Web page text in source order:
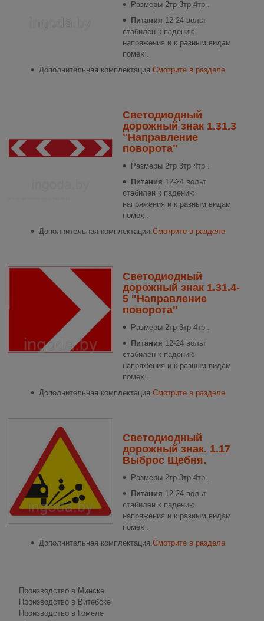
Размеры 2тр 3тр 4тр .
Питания 12-24 вольт
стабилен к падению
напряжения и к разным видам
помех .
Дополнительная комплектация. Смотрите в разделе
Светодиодный
дорожный знак 1.31.3
"Направление
поворота"
Размеры 2тр 3тр 4тр .
Питания 12-24 вольт
стабилен к падению
напряжения и к разным видам
помех .
Дополнительная комплектация. Смотрите в разделе
Светодиодный
дорожный знак 1.31.4-
5 "Направление
поворота"
Размеры 2тр 3тр 4тр .
Питания 12-24 вольт
стабилен к падению
напряжения и к разным видам
помех .
Дополнительная комплектация. Смотрите в разделе
Светодиодный
дорожный знак. 1.17
Выброс Щебня.
Размеры 2тр 3тр 4тр .
Питания 12-24 вольт
стабилен к падению
напряжения и к разным видам
помех .
Дополнительная комплектация. Смотрите в разделе
Производство в Минске
Производство в Витебске
Производство в Гомеле